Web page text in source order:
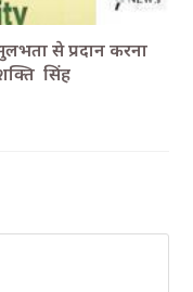
से प्रदान करना
सिंह